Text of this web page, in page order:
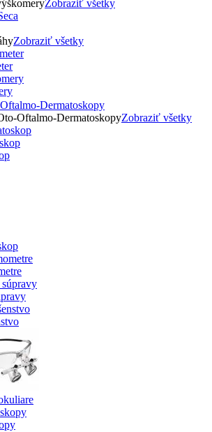
Zobraziť všetky
Zobraziť všetky
Dermatoskopy
Oftalmo-DermatoskopyZobraziť všetky